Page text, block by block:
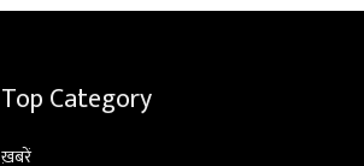
Top Category
ख़बरें